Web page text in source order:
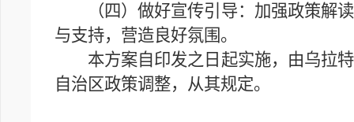
（四）做好宣传引导：加强政策解读
与支持，营造良好氛围。
本方案自印发之日起实施，由乌拉特
自治区政策调整，从其规定。